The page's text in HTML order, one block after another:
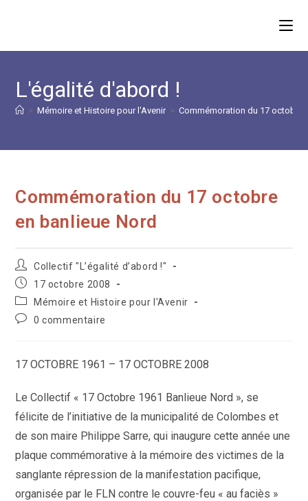
L'égalité d'abord !
> Mémoire et Histoire pour l'Avenir > Commémoration du 17 octobre
Commémoration du 17 octobre
en banlieue Nord
Auteur/autrice
de
la
publication :
Collectif "L’égalité d’abord !"
Publication
publiée :
17 octobre 2008
Post
category:
Mémoire et Histoire pour l'Avenir
Commentaires
0 commentaire
17 OCTOBRE 1961 – 17 OCTOBRE 2008
Le Collectif « 17 Octobre 1961 Banlieue Nord », se
félicite de l’initiative de la municipalité de Colombes et
de son maire Philippe Sarre, qui inaugure cette année une
plaque commémorative à la mémoire des victimes de la
sanglante répression de la manifestation pacifique,
organisée par le FLN contre le couvre-feu « au faciès »